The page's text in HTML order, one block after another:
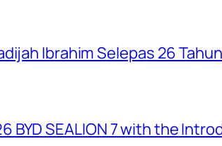
Ibrahim Selepas 26 Tahun
BYD SEALION 7 with the